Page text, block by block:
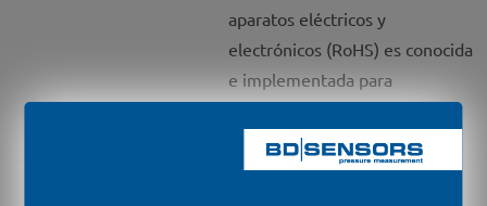
aparatos eléctricos y
electrónicos (RoHS) es conocida
e implementada para
BD|SENSORS GmbH.
Podrían descargar nuestra